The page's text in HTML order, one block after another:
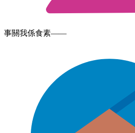
事關​我​係​食素——